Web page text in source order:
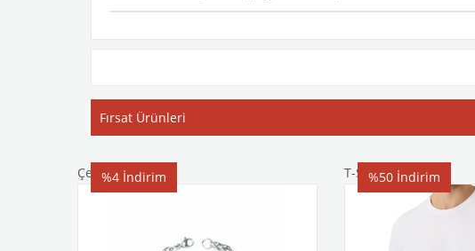
Fırsat Ürünleri
Çelik Bileklik
%4 İndirim T-Shirt
%50 İndirim